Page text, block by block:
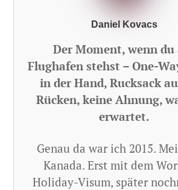
Daniel Kovacs
Der Moment, wenn du
Flughafen stehst – One-
in der Hand, Rucksack
Rücken, keine Ahnung,
erwartet.
Genau da war ich 2015.
Kanada. Erst mit dem
Holiday-Visum, später